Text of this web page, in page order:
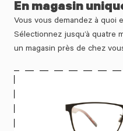
En magasin
Vous vous demandez à quoi
Sélectionnez jusqu’à quatre
un magasin près de chez